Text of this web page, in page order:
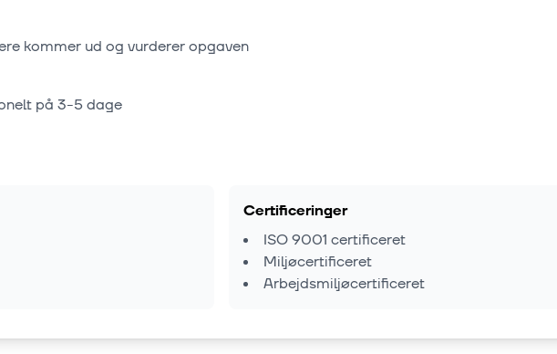
kommer ud og vurderer opgaven
på 3-5 dage
Certificeringer
ISO 9001 certificeret
Miljøcertificeret
Arbejdsmiljøcertificeret